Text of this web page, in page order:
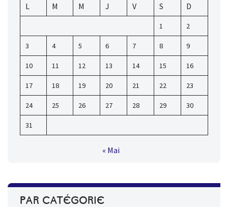
L
M M J V S D
1 2
3 4 5 6 7 8 9
10 11 12 13 14 15 16
17 18 19 20 21 22 23
24 25 26 27 28 29 30
31
« Mai
PAR CATÉGORIE